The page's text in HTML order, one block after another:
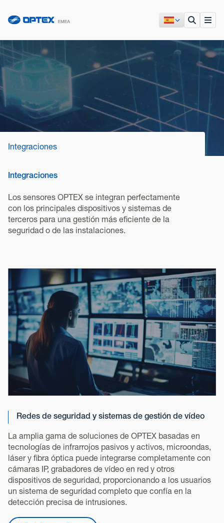
Integraciones
Integraciones
Los sensores OPTEX se integran perfectamente
con los principales dispositivos y sistemas de
terceros para una gestión más eficiente de la
seguridad o de las instalaciones.
Redes de seguridad y sistemas de gestión de vídeo
La amplia gama de soluciones de OPTEX basadas en
tecnologías de infrarrojos pasivos y activos, microondas,
láser y fibra óptica puede integrarse completamente con
cámaras IP, grabadores de vídeo en red y otros
dispositivos de seguridad, proporcionando a los usuarios
un sistema de seguridad completo que confía en la
detección precisa de intrusiones.